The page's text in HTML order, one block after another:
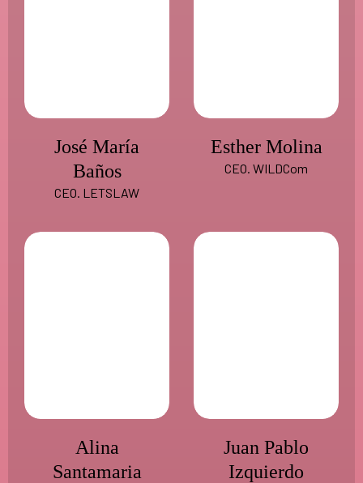
José María
Baños
CEO. LETSLAW
Esther Molina
CEO. WILDCom
Alina
Santamaria
Juan Pablo
Izquierdo